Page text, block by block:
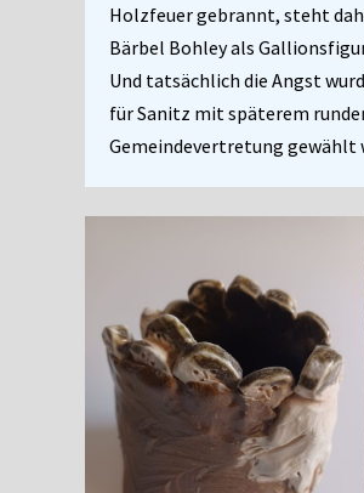
Holzfeuer gebrannt, steht
Bärbel Bohley als
Und tatsächlich die Angst
für Sanitz mit späterem
Gemeindevertretung gewählt